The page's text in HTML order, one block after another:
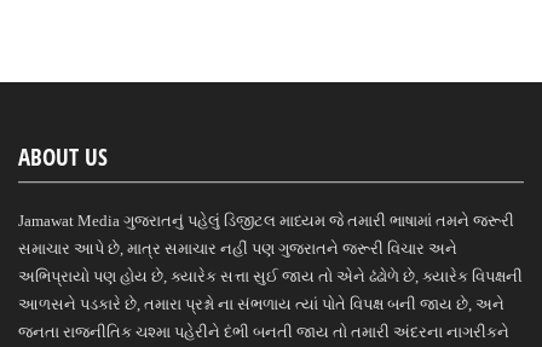
ABOUT US
Jamawat Media ગુજરાતનું પહેલું ડિજીટલ માધ્યમ જે તમારી ભાષામાં તમને જરૂરી
સમાચાર આપે છે, માત્ર સમાચાર નહીં પણ ગુજરાતને જરૂરી વિચાર અને
અભિપ્રાયો પણ હોય છે, ક્યારેક સત્તા સુઈ જાય તો એને ઢંઢોળે છે, ક્યારેક વિપક્ષની
આળસને પડકારે છે, તમારા પ્રશ્નો ના સંભળાય ત્યાં પોતે વિપક્ષ બની જાય છે, અને
જનતા રાજનીતિક ચશ્મા પહેરીને દંભી બનતી જાય તો તમારી અંદરના નાગરીકને